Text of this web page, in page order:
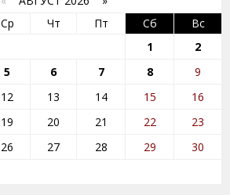
Ср Чт Пт Сб
Вс
1
2
5 6 7 8
9
12 13 14 15
16
19 20 21 22
23
26 27 28 29
30